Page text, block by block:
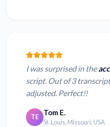
I was surprised in the
script. Out of 3
adjusted. Perfect!!
TE Tom E.
St. Louis, Missouri, USA